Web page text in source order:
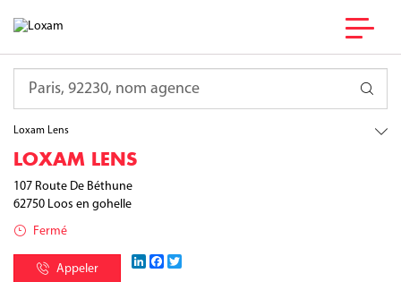
France
Loxam Lens
LOXAM LENS
107 Route De Béthune
62750 Loos en gohelle
Fermé
Appeler
LinkedInFacebook